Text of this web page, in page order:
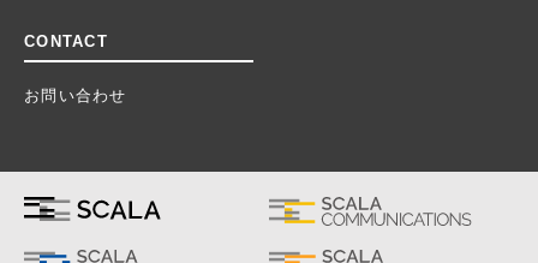
CONTACT
お問い合わせ